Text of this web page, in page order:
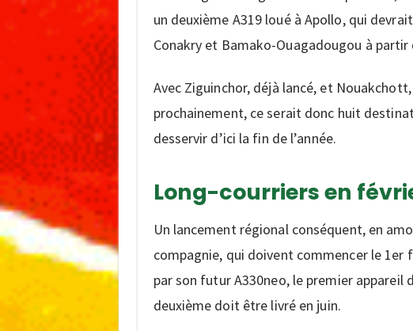
un deuxième A319 loué à Apollo, qui
Conakry et Bamako-Ouagadougou à
Avec Ziguinchor, déjà lancé, et
prochainement, ce serait donc huit
desservir d’ici la fin de l’année.
Long-courriers en
Un lancement régional conséquent, en
compagnie, qui doivent commencer le 1er
par son futur A330neo, le premier appareil
deuxième doit être livré en juin.